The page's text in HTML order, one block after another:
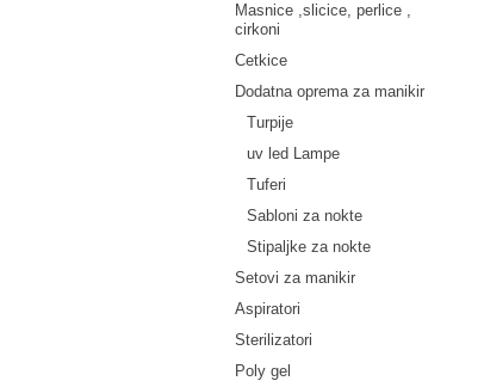
Masnice ,slicice, perlice ,
cirkoni
Cetkice
Dodatna oprema za manikir
Turpije
uv led Lampe
Tuferi
Sabloni za nokte
Stipaljke za nokte
Setovi za manikir
Aspiratori
Sterilizatori
Poly gel